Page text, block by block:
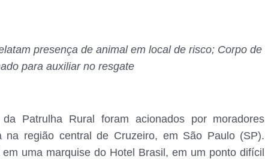
presença de animal em local de risco; Corpo de
para auxiliar no resgate
Patrulha Rural foram acionados por moradores
na região central de Cruzeiro, em São Paulo (SP).
uma marquise do Hotel Brasil, em um ponto difícil